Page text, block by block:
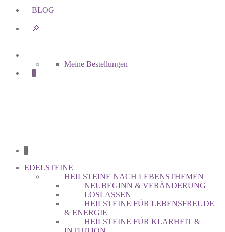
BLOG
🔎︎
Meine Bestellungen
0
0
EDELSTEINE
HEILSTEINE NACH LEBENSTHEMEN
NEUBEGINN & VERÄNDERUNG
LOSLASSEN
HEILSTEINE FÜR LEBENSFREUDE
& ENERGIE
HEILSTEINE FÜR KLARHEIT &